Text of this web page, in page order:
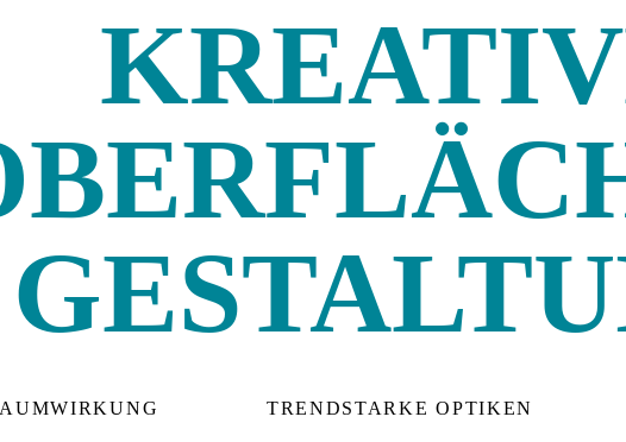
TRENDSTARKE OPTIKEN